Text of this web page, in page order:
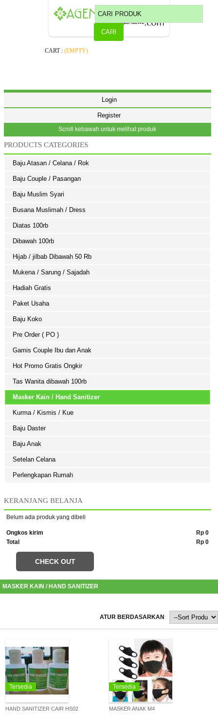
CART :(EMPTY)
Login
Register
Scroll kebawah untuk melihat produk
PRODUCTS CATEGORIES
Baju Atasan / Celana / Rok
Baju Couple / Pasangan
Baju Muslim Syari
Busana Muslimah / Dress
Diatas 100rb
Dibawah 100rb
Hijab / jilbab Dibawah 50 Rb
Mukena / Sarung / Sajadah
Hadiah Gratis
Paket Usaha
Baju Koko
Pre Order ( PO )
Gamis Couple Ibu dan Anak
Hot Promo Gratis Ongkir
Tas Wanita dibawah 100rb
Masker Kain / Hand Sanitizer
Kurma / Kismis / Kue
Baju Daster
Baju Anak
Setelan Celana
Perlengkapan Rumah
KERANJANG BELANJA
Belum ada produk yang dibeli
Rp 0
Ongkos kirim
Rp 0
Total
CHECK OUT
MASKER KAIN / HAND SANITIZER
ATUR BERDASARKAN
HAND SANITIZER CAIR HS02
Tersedia
MASKER ANAK M4
Tersedia